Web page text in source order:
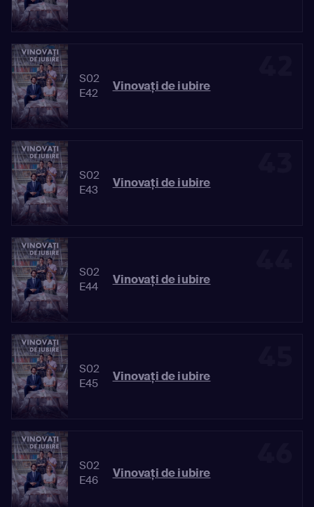
S02
E42
Vinovaţi de iubire
S02
E43
Vinovaţi de iubire
S02
E44
Vinovaţi de iubire
S02
E45
Vinovaţi de iubire
S02
E46
Vinovaţi de iubire